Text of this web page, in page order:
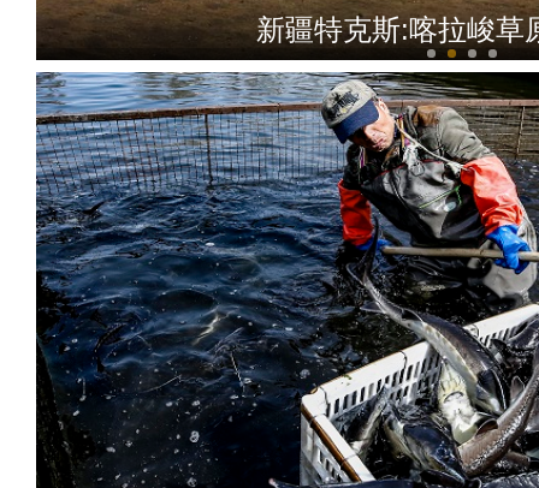
新疆特克斯:喀拉峻草